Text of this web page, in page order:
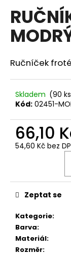
produktu
je
0,0
hvězdiček.
Ručníček
Skladem (90
Kód: 02451-
66,10
54,60 Kč bez
Kategorie:
Barva:
Materiál:
Rozměr:
Zeptat se
a
j
í
?
p
o
u
č
u